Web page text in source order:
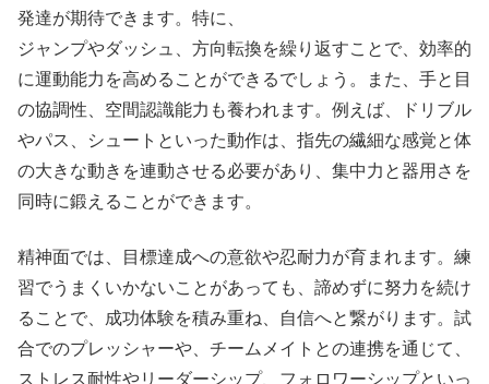
発達が期待できます。特に、
ジャンプやダッシュ、方向転換を繰り返すことで、効率的
に運動能力を高めることができるでしょう。また、手と目
の協調性、空間認識能力も養われます。例えば、ドリブル
やパス、シュートといった動作は、指先の繊細な感覚と体
の大きな動きを連動させる必要があり、集中力と器用さを
同時に鍛えることができます。
精神面では、目標達成への意欲や忍耐力が育まれます。練
習でうまくいかないことがあっても、諦めずに努力を続け
ることで、成功体験を積み重ね、自信へと繋がります。試
合でのプレッシャーや、チームメイトとの連携を通じて、
ストレス耐性やリーダーシップ、フォロワーシップといっ